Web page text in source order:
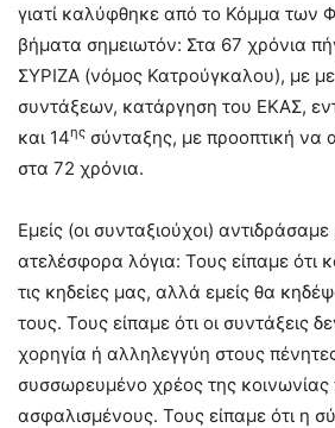
γιατί καλύφθηκε από το Κόμμα των
βήματα σημειωτόν: Στα 67 χρόνια
ΣΥΡΙΖΑ (νόμος Κατρούγκαλου), με
συντάξεων, κατάργηση του ΕΚΑΣ,
και 14ης σύνταξης, με προοπτική να
στα 72 χρόνια.
Εμείς (οι συνταξιούχοι)
ατελέσφορα λόγια: Τους είπαμε ότι
τις κηδείες μας, αλλά εμείς θα
τους. Τους είπαμε ότι οι συντάξεις
χορηγία ή αλληλεγγύη στους
συσσωρευμένο χρέος της κοινωνίας
ασφαλισμένους. Τους είπαμε ότι η